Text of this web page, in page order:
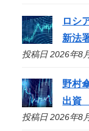
ロシ
新法
投稿日 2026年8
野村
出資
投稿日 2026年8